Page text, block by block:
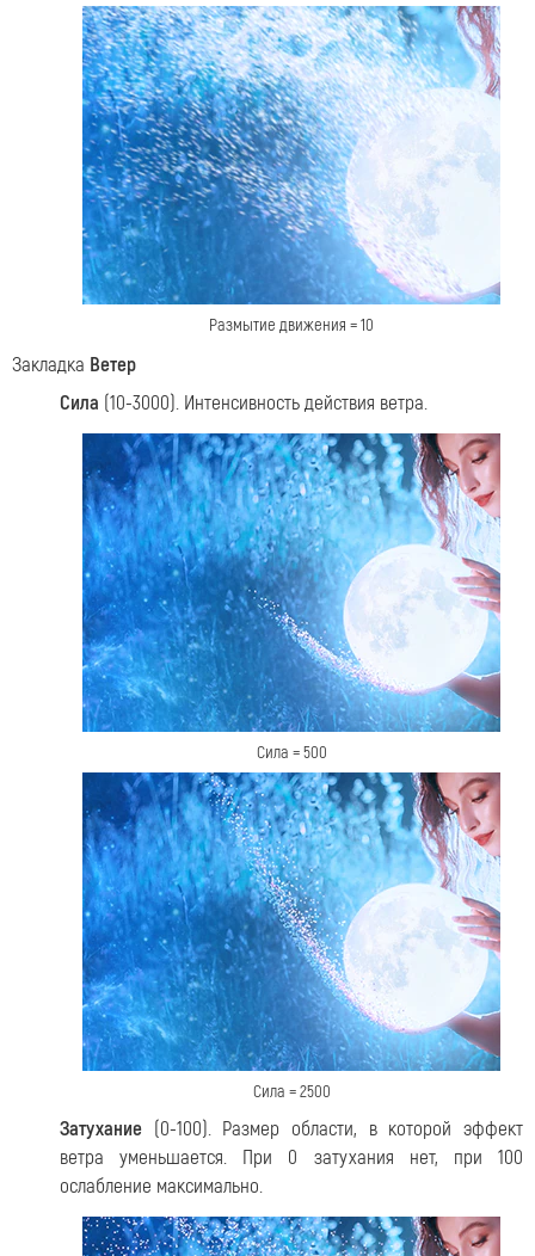
Размытие движения = 10
Закладка Ветер
Сила (10-3000). Интенсивность действия ветра.
Сила = 500
Сила = 2500
Затухание (0-100). Размер области, в которой эффект
ветра уменьшается. При 0 затухания нет, при 100
ослабление максимально.